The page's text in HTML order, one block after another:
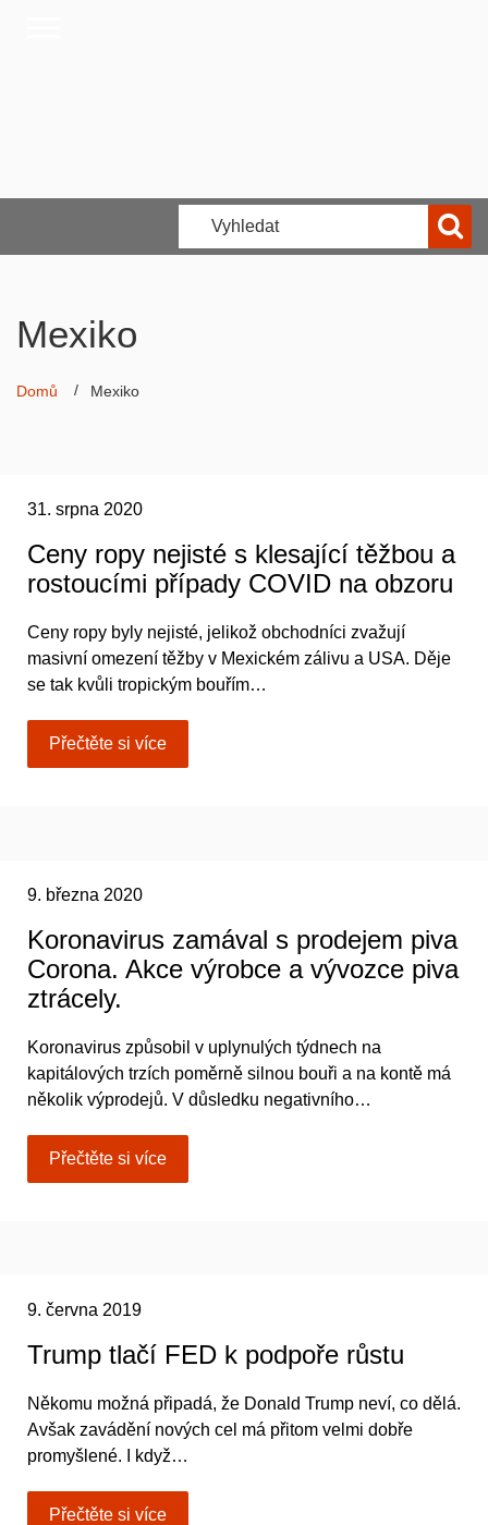
Mexiko
Domů Mexiko
31. srpna 2020
Ceny ropy nejisté s klesající těžbou a
rostoucími případy COVID na obzoru
Ceny ropy byly nejisté, jelikož obchodníci zvažují
masivní omezení těžby v Mexickém zálivu a USA. Děje
se tak kvůli tropickým bouřím…
Přečtěte si více
9. března 2020
Koronavirus zamával s prodejem piva
Corona. Akce výrobce a vývozce piva
ztrácely.
Koronavirus způsobil v uplynulých týdnech na
kapitálových trzích poměrně silnou bouři a na kontě má
několik výprodejů. V důsledku negativního…
Přečtěte si více
9. června 2019
Trump tlačí FED k podpoře růstu
Někomu možná připadá, že Donald Trump neví, co dělá.
Avšak zavádění nových cel má přitom velmi dobře
promyšlené. I když…
Přečtěte si více